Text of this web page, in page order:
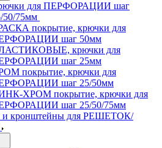
для ПЕРФОРАЦИИ шаг
50/75мм
покрытие, крючки для
шаг 50мм
крючки для
шаг 25мм
покрытие, крючки для
шаг 25/50мм
ХРОМ покрытие, крючки для
шаг 25/50/75мм
и кронштейны для РЕШЕТОК/